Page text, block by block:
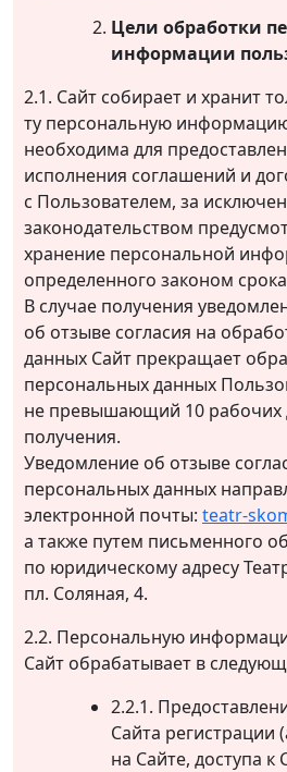
Цели обработки
информации
2.1. Сайт собирает и хранит
ту персональную
необходима для
исполнения соглашений и
с Пользователем, за
законодательством
хранение персональной
определенного законом
В случае получения
об отзыве согласия на
данных Сайт прекращает
персональных данных
не превышающий 10 рабочих
получения.
Уведомление об отзыве
персональных данных
электронной почты: teatr-
а также путем письменного
по юридическому адресу
пл. Соляная, 4.
2.2. Персональную
Сайт обрабатывает в
2.2.1.
Сайта регистрации
на Сайте, доступа